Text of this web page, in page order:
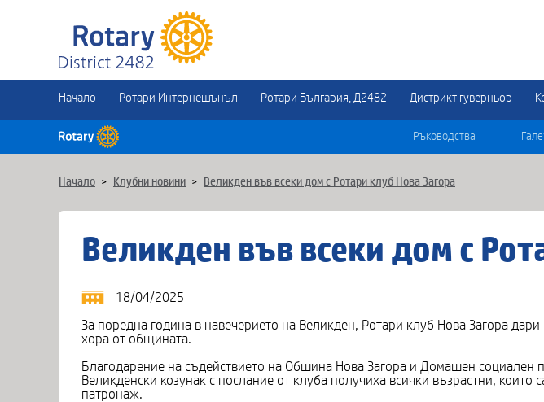
Начало Ротари Интернешънъл Ротари България, Д2482 Дистрикт гуверньор
Ръководства
Начало > Клубни новини > Великден във всеки дом с Ротари клуб Нова Загора
Великден във всеки дом с
18/04/2025
За поредна година в навечерието на Великден, Ротари клуб Нова Загора дари
хора от общината.
Благодарение на съдействието на Обшина Нова Загора и Домашен социален
Великденски козунак с послание от клуба получиха всички възрастни,
патронаж.